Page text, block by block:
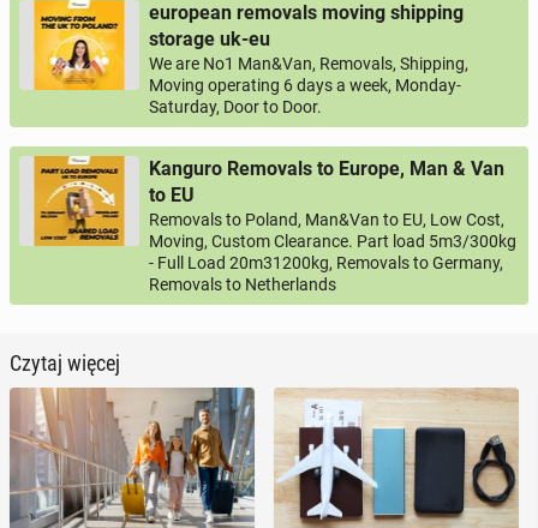
european removals moving shipping
storage uk-eu
We are No1 Man&Van, Removals, Shipping,
Moving operating 6 days a week, Monday-
Saturday, Door to Door.
Kanguro Removals to Europe, Man & Van
to EU
Removals to Poland, Man&Van to EU, Low Cost,
Moving, Custom Clearance. Part load 5m3/300kg
- Full Load 20m31200kg, Removals to Germany,
Removals to Netherlands
Czytaj więcej